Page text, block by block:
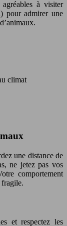
à visiter
pour admirer une
climat
une distance de
ne jetez pas vos
comportement
fragile.
et respectez les